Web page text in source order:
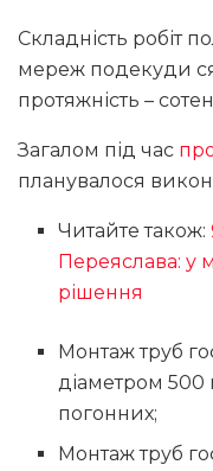
Складність робіт
мереж подекуди
протяжність –
Загалом під час
планувалося
Читайте також:
Переяслава: у
рішення
Монтаж труб
діаметром 500
погонних;
Монтаж труб